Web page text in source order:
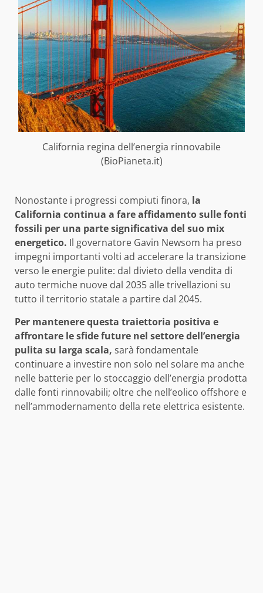
California regina dell’energia rinnovabile
(BioPianeta.it)
Nonostante i progressi compiuti finora, la
California continua a fare affidamento sulle fonti
fossili per una parte significativa del suo mix
energetico. Il governatore Gavin Newsom ha preso
impegni importanti volti ad accelerare la transizione
verso le energie pulite: dal divieto della vendita di
auto termiche nuove dal 2035 alle trivellazioni su
tutto il territorio statale a partire dal 2045.
Per mantenere questa traiettoria positiva e
affrontare le sfide future nel settore dell’energia
pulita su larga scala, sarà fondamentale
continuare a investire non solo nel solare ma anche
nelle batterie per lo stoccaggio dell’energia prodotta
dalle fonti rinnovabili; oltre che nell’eolico offshore e
nell’ammodernamento della rete elettrica esistente.